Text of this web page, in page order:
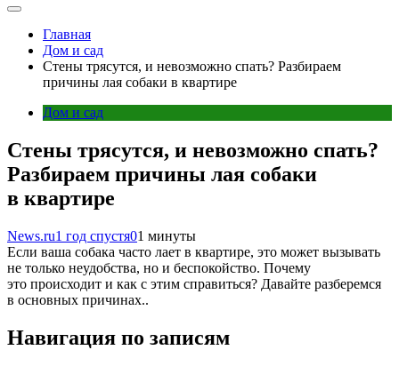
Главная
Дом и сад
Стены трясутся, и невозможно спать? Разбираем
причины лая собаки в квартире
Дом и сад
Стены трясутся, и невозможно спать?
Разбираем причины лая собаки
в квартире
News.ru1 год спустя01 минуты
Если ваша собака часто лает в квартире, это может вызывать
не только неудобства, но и беспокойство. Почему
это происходит и как с этим справиться? Давайте разберемся
в основных причинах..
Навигация по записям